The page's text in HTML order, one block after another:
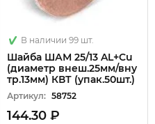
В наличии 99 шт.
Шайба ШАМ 25/13 AL+Cu
(диаметр внеш.25мм/вну
тр.13мм) КВТ (упак.50шт.)
Артикул: 58752
144.30 ₽